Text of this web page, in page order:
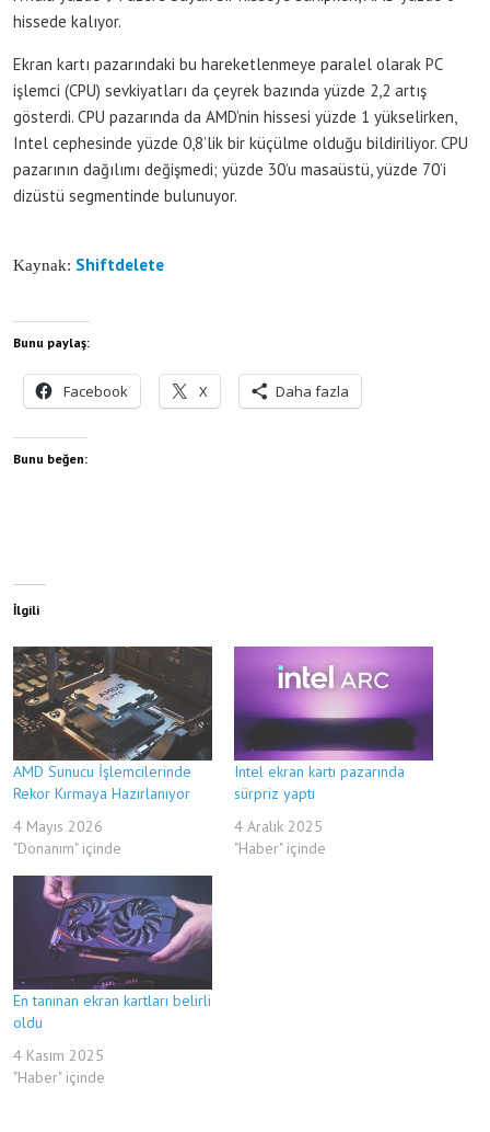
hissede kalıyor.
Ekran kartı pazarındaki bu hareketlenmeye paralel olarak PC
işlemci (CPU) sevkiyatları da çeyrek bazında yüzde 2,2 artış
gösterdi. CPU pazarında da AMD’nin hissesi yüzde 1 yükselirken,
Intel cephesinde yüzde 0,8’lik bir küçülme olduğu bildiriliyor. CPU
pazarının dağılımı değişmedi; yüzde 30’u masaüstü, yüzde 70’i
dizüstü segmentinde bulunuyor.
Kaynak: Shiftdelete
Bunu paylaş:
Facebook X Daha fazla
Bunu beğen:
İlgili
AMD Sunucu İşlemcilerinde
Rekor Kırmaya Hazırlanıyor
4 Mayıs 2026
"Donanım" içinde
Intel ekran kartı pazarında
sürpriz yaptı
4 Aralık 2025
"Haber" içinde
En tanınan ekran kartları belirli
oldu
4 Kasım 2025
"Haber" içinde